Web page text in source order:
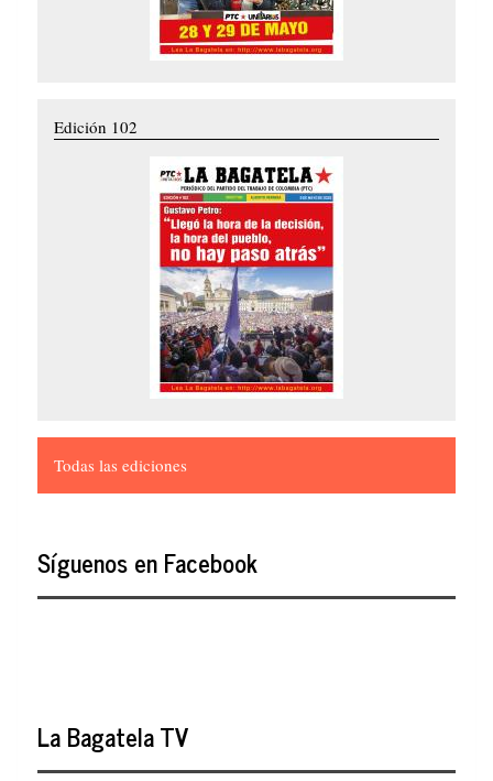
Edición 102
Todas las ediciones
Síguenos en Facebook
La Bagatela TV